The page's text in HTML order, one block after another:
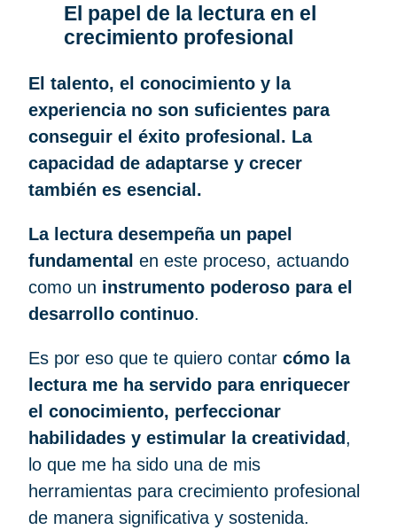
El papel de la lectura en el
crecimiento profesional
El talento, el conocimiento y la
experiencia no son suficientes para
conseguir el éxito profesional. La
capacidad de adaptarse y crecer
también es esencial.
La lectura desempeña un papel
fundamental en este proceso, actuando
como un instrumento poderoso para el
desarrollo continuo.
Es por eso que te quiero contar cómo la
lectura me ha servido para enriquecer
el conocimiento, perfeccionar
habilidades y estimular la creatividad,
lo que me ha sido una de mis
herramientas para crecimiento profesional
de manera significativa y sostenida.